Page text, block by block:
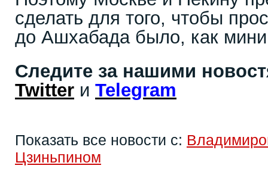
сделать для того, чтобы
до Ашхабада было, как
Следите за нашими
Twitter и Telegram
Показать все новости с:
Цзиньпином